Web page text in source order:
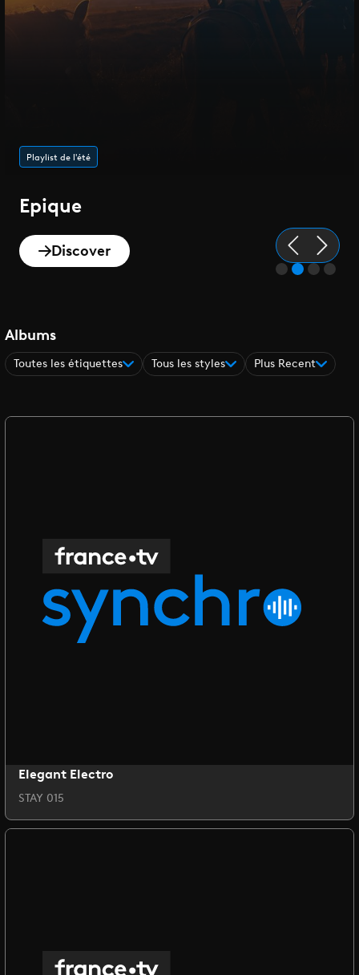
Playlist de l'été
Epique
Discover
Albums
Toutes les étiquettes Tous les styles Plus Recent
Elegant Electro
STAY 015